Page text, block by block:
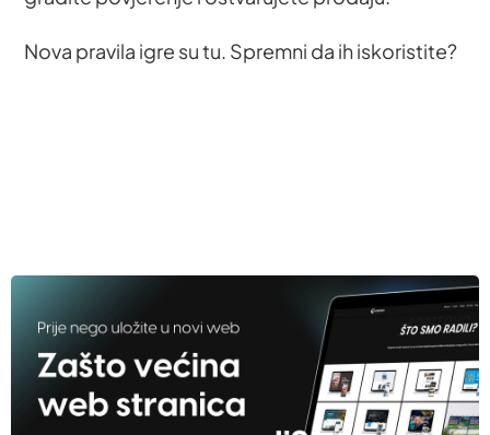
Nova pravila igre su tu. Spremni da ih iskoristite?